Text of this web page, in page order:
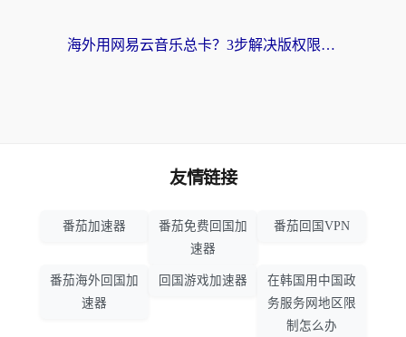
海外用网易云音乐总卡？3步解决版权限制+卡顿，还能听喜马拉雅！
友情链接
番茄加速器
番茄免费回国加
速器
番茄回国VPN
番茄海外回国加
速器
回国游戏加速器
在韩国用中国政
务服务网地区限
制怎么办